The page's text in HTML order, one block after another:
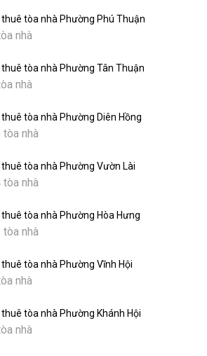
thuê tòa nhà Phường Phú Thuận
nhà
thuê tòa nhà Phường Tân Thuận
nhà
thuê tòa nhà Phường Diên Hồng
tòa nhà
thuê tòa nhà Phường Vườn Lài
tòa nhà
thuê tòa nhà Phường Hòa Hưng
tòa nhà
thuê tòa nhà Phường Vĩnh Hội
nhà
thuê tòa nhà Phường Khánh Hội
nhà